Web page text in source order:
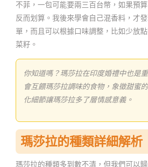
不菲，一包可能要兩三百台幣，如果預
反而划算。我後來學會自己混香料，才
單，而且可以根據口味調整，比如少放
菜籽。
你知道嗎？瑪莎拉在印度婚禮中也是
會互餵瑪莎拉調味的食物，象徵甜蜜
化細節讓瑪莎拉多了層情感意義。
瑪莎拉的種類詳細解析
瑪莎拉的種類多到數不清，但我們可以